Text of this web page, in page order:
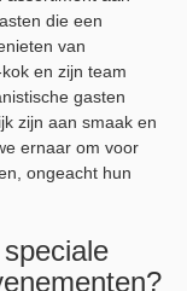
die een
van
en zijn team
gasten
zijn aan smaak en
ernaar om voor
ongeacht hun